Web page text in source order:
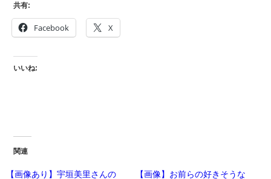
共有:
Facebook X
いいね:
関連
【画像あり】宇垣美里さんの
【画像】お前らの好きそうな